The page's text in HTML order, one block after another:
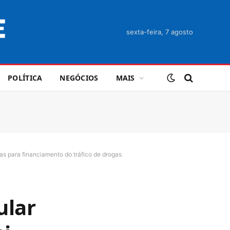
sexta-feira, 7 agosto
POLÍTICA NEGÓCIOS MAIS
para financiamento do tráfico de drogas